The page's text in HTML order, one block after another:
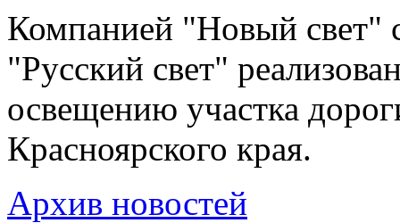
Компанией "Новый свет"
"Русский свет"
освещению участка
Красноярского края.
Архив новостей